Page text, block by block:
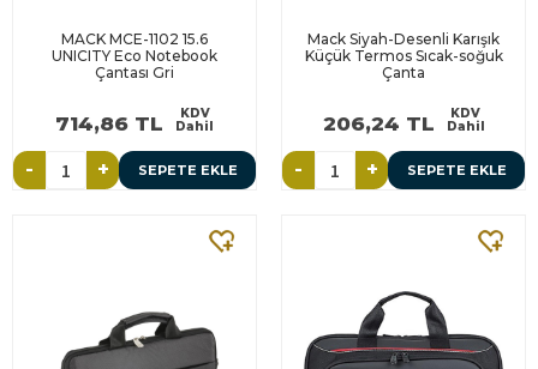
MACK MCE-1102 15.6
UNICITY Eco Notebook
Çantası Gri
714,86 TL
KDV
Dahil
- + SEPETE EKLE
Mack Siyah-Desenli Karışık
Küçük Termos Sıcak-soğuk
Çanta
206,24 TL
KDV
Dahil
- + SEPETE EKLE